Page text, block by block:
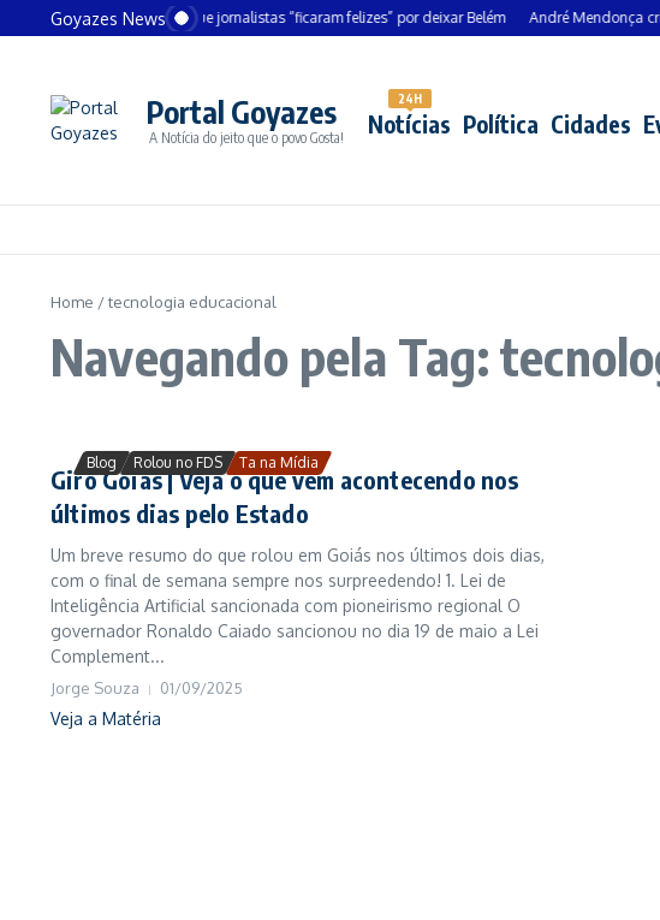
Ir para o conteúdo
Goyazes News
Chanceler alemão diz que jornalistas “ficaram felizes” por deixar Belém André Mendonça
Portal Goyazes
A Notícia do jeito que o povo Gosta! Notícias
24H
Política Cidades
Home /tecnologia educacional
Navegando pela Tag:
Blog Rolou no FDS Ta na Mídia
Giro Goiás | Veja o que vem acontecendo nos
últimos dias pelo Estado
Um breve resumo do que rolou em Goiás nos últimos dois dias,
com o final de semana sempre nos surpreedendo! 1. Lei de
Inteligência Artificial sancionada com pioneirismo regional O
governador Ronaldo Caiado sancionou no dia 19 de maio a Lei
Complement...
Jorge Souza 01/09/2025
Veja a Matéria